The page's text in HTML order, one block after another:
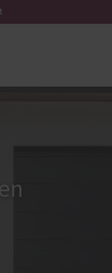
Insektenschutz von PaX